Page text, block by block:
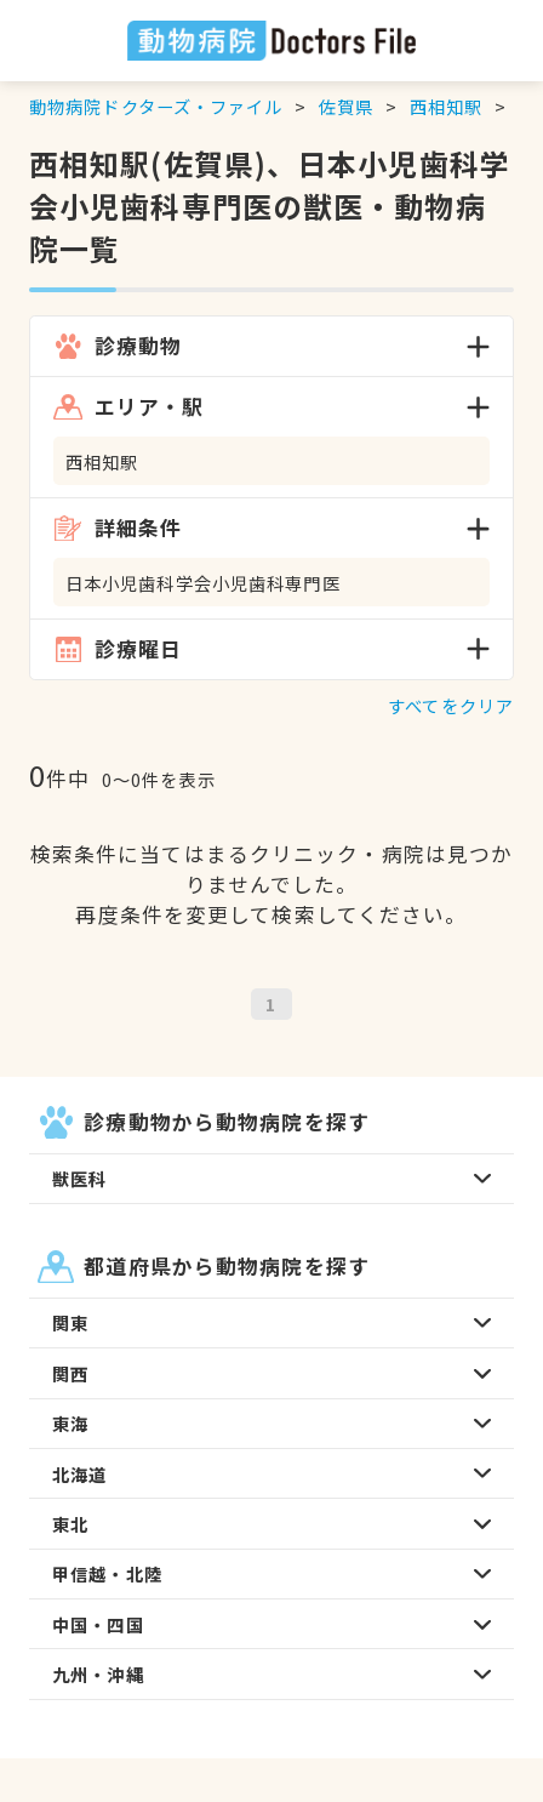
動物病院ドクターズ・ファイル 佐賀県 西相知駅
西相知駅(佐賀県)、日本小児歯科学
会小児歯科専門医の獣医・動物病
院一覧
診療動物
エリア・駅
西相知駅
詳細条件
日本小児歯科学会小児歯科専門医
診療曜日
すべてをクリア
0件中 0〜0件を表示
検索条件に当てはまるクリニック・病院は見つか
りませんでした。
再度条件を変更して検索してください。
1
診療動物から動物病院を探す
獣医科
都道府県から動物病院を探す
関東
関西
東海
北海道
東北
甲信越・北陸
中国・四国
九州・沖縄